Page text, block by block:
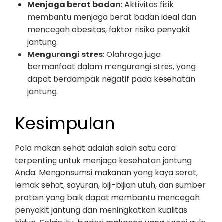
Menjaga berat badan: Aktivitas fisik
membantu menjaga berat badan ideal dan
mencegah obesitas, faktor risiko penyakit
jantung.
Mengurangi stres: Olahraga juga
bermanfaat dalam mengurangi stres, yang
dapat berdampak negatif pada kesehatan
jantung.
Kesimpulan
Pola makan sehat adalah salah satu cara
terpenting untuk menjaga kesehatan jantung
Anda. Mengonsumsi makanan yang kaya serat,
lemak sehat, sayuran, biji-bijian utuh, dan sumber
protein yang baik dapat membantu mencegah
penyakit jantung dan meningkatkan kualitas